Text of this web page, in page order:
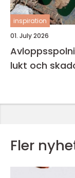
inspiration
01. July 2026
Avloppsspolning så förebygger
lukt och
Fler